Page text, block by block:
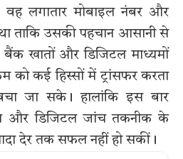
वह लगातार मोबाइल नंबर और
ताकि उसकी पहचान आसानी से
खातों और डिजिटल माध्यमों
को कई हिस्सों में ट्रांसफर करता
जा सके। हालांकि इस बार
और डिजिटल जांच तकनीक के
देर तक सफल नहीं हो सकीं।